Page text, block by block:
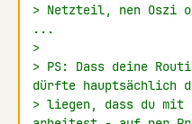
> Netzteil, nen Oszi
...
>
> PS: Dass deine
dürfte hauptsächlich
> liegen, dass du mit